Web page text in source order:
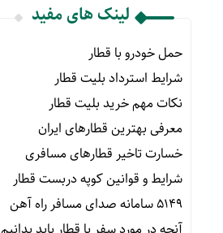
لینک های مفید
حمل خودرو با قطار
شرایط استرداد بلیت قطار
نکات مهم خرید بلیت قطار
معرفی بهترین قطارهای ایران
خسارت تاخیر قطارهای مسافری
شرایط و قوانین کوپه دربست قطار
۵۱۴۹ سامانه صدای مسافر راه آهن